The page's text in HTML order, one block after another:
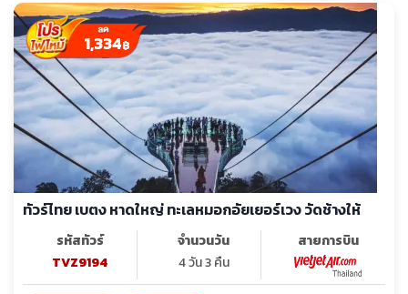
1,334฿
ทัวร์ไทย เบตง หาดใหญ่ ทะเลหมอกอัยเยอร์เวง วัดช้างให้
รหัสทัวร์
TVZ9194
จำนวนวัน
4 วัน 3 คืน
สายการบิน